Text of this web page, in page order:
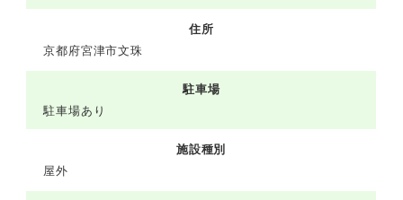
住所
京都府宮津市文珠
駐車場
駐車場あり
施設種別
屋外